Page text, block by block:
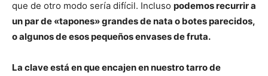
que de otro modo sería difícil. Incluso podemos recurrir a
un par de «tapones» grandes de nata o botes parecidos,
o algunos de esos pequeños envases de fruta.
La clave está en que encajen en nuestro tarro de